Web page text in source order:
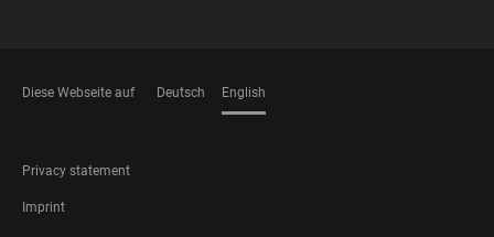
Diese Webseite auf Deutsch English
FOOTER
LEGAL
Privacy statement
Imprint